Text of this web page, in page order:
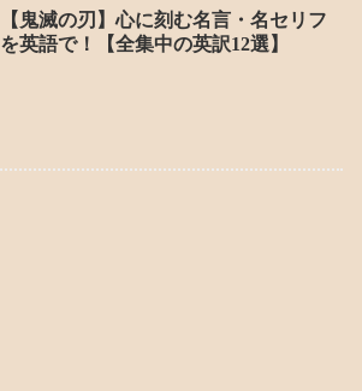
【鬼滅の刃】心に刻む名言・名セリフ
を英語で！【全集中の英訳12選】